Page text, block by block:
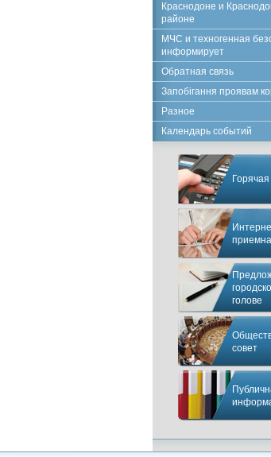
Краснодоне и
районе
МЧС и техногенная
информирует
Обратная связь
Запобігання проявам
Разное
Календарь событий
голове
совет